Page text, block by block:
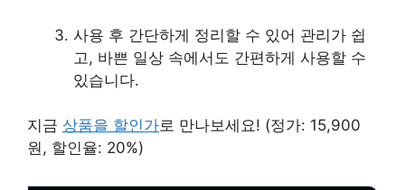
사용 후 간단하게 정리할 수 있어 관리가 쉽
고, 바쁜 일상 속에서도 간편하게 사용할 수
있습니다.
지금 상품을 할인가로 만나보세요! (정가: 15,900
원, 할인율: 20%)